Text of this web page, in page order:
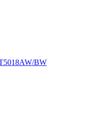
BW